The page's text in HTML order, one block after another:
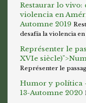
Restaurar lo vivo:
violencia en
Automne 2019
desafía la violencia
Représenter le
XVIe siècle)">
Représenter le
Humor y política
13-Automne 2020